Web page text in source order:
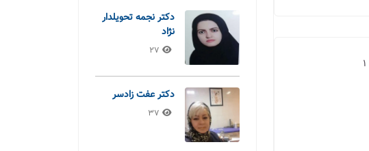
1
دکتر نجمه تحویلدار
نژاد
27
دکتر عفت زادسر
37